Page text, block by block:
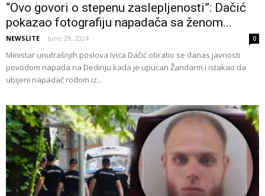
“Ovo govori o stepenu zaslepljenosti”: Dačić
pokazao fotografiju napadača sa ženom...
NEWSLITE - June 29, 2024 0
Ministar unutrašnjih poslova Ivica Dačić obratio se danas javnosti
povodom napada na Dedinju kada je upucan Žandarm i istakao da
ubijeni napadač rodom iz...